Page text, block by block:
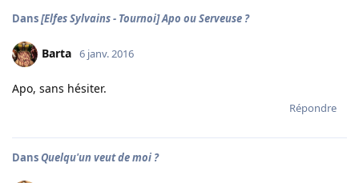
Dans[Elfes Sylvains - Tournoi] Apo ou Serveuse ?
Barta 6 janv. 2016
Apo, sans hésiter.
Répondre
DansQuelqu'un veut de moi ?